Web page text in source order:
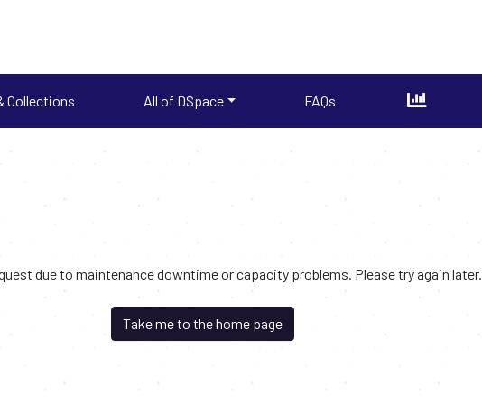
Collections All of DSpace FAQs
due to maintenance downtime or capacity problems. Please try again later.
Take me to the home page